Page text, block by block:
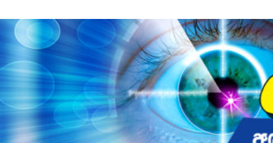
to
contentvinivida.lk